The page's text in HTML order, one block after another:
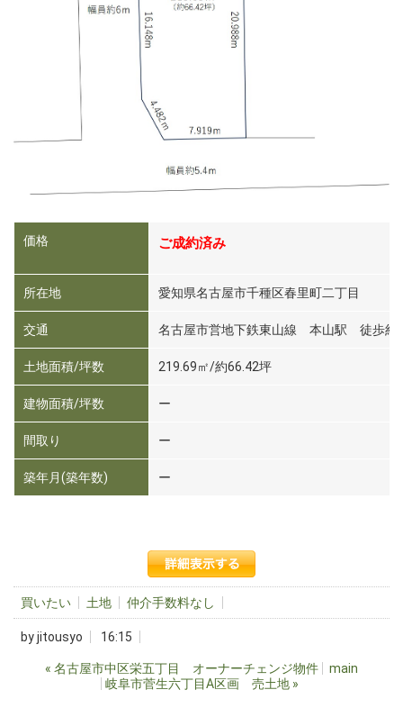
価格 ご成約済み
所在地 愛知県名古屋市千種区春里町二丁目
交通 名古屋市営地下鉄東山線 本山駅 徒歩約
土地面積/坪数 219.69㎡/約66.42坪
建物面積/坪数 ー
間取り ー
築年月(築年数) ー
買いたい 土地 仲介手数料なし
byjitousyo 16:15
« 名古屋市中区栄五丁目 オーナーチェンジ物件
main
岐阜市菅生六丁目A区画 売土地 »